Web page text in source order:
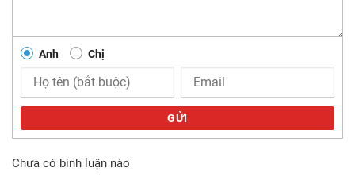
Anh Chị
GỬI
Chưa có bình luận nào